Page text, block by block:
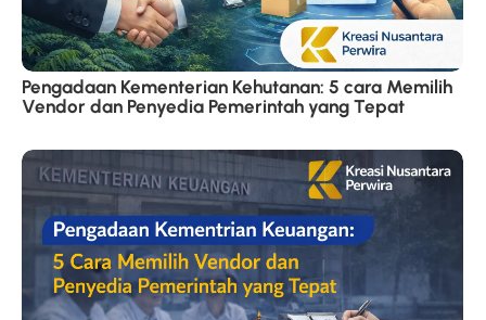
Pengadaan Kementerian Kehutanan: 5 cara Memilih
Vendor dan Penyedia Pemerintah yang Tepat